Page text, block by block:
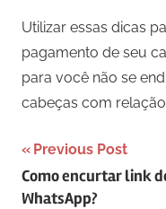
Utilizar essas dicas
pagamento de seu
para você não se
cabeças com
Navegação
de
Previous Post
Como encurtar link
WhatsApp?